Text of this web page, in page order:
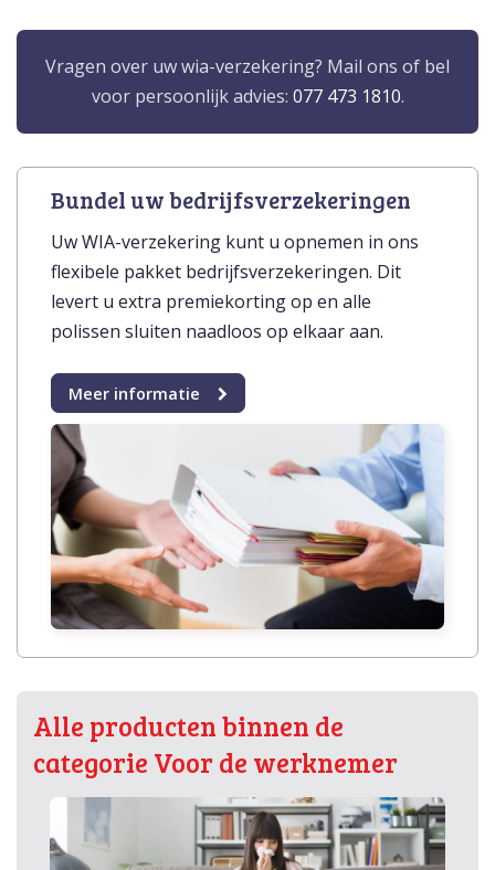
Vragen over uw wia-verzekering? Mail ons of bel
voor persoonlijk advies: 077 473 1810.
Bundel uw bedrijfsverzekeringen
Uw WIA-verzekering kunt u opnemen in ons
flexibele pakket bedrijfsverzekeringen. Dit
levert u extra premiekorting op en alle
polissen sluiten naadloos op elkaar aan.
Meer informatie
Alle producten binnen de
categorie Voor de werknemer